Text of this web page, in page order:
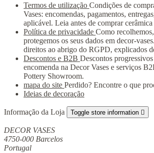
Termos de utilização Condições de
Vases: encomendas, pagamentos,
aplicável. Leia antes de comprar
Política de privacidade Como
protegemos os seus dados em decor-
direitos ao abrigo do RGPD, explicados
Descontos e B2B Descontos
encomenda na Decor Vases e serviços
Pottery Showroom.
mapa do site Perdido? Encontre o que
Ideias de decoração
Informação da Loja Toggle store information 
DECOR VASES
4750-000 Barcelos
Portugal